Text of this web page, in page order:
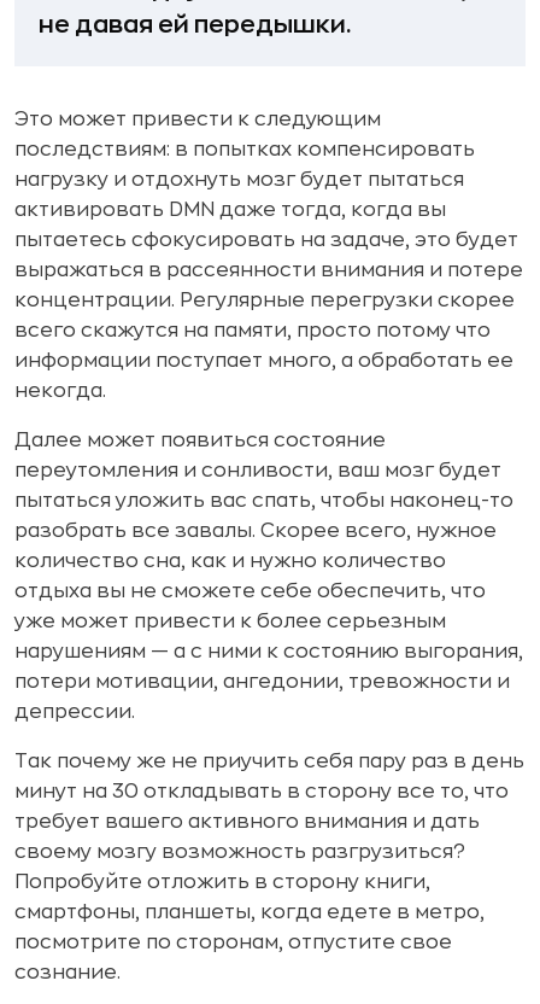
не давая ей передышки.
Это может привести к следующим
последствиям: в попытках компенсировать
нагрузку и отдохнуть мозг будет пытаться
активировать DMN даже тогда, когда вы
пытаетесь сфокусировать на задаче, это будет
выражаться в рассеянности внимания и потере
концентрации. Регулярные перегрузки скорее
всего скажутся на памяти, просто потому что
информации поступает много, а обработать ее
некогда.
Далее может появиться состояние
переутомления и сонливости, ваш мозг будет
пытаться уложить вас спать, чтобы наконец-то
разобрать все завалы. Скорее всего, нужное
количество сна, как и нужно количество
отдыха вы не сможете себе обеспечить, что
уже может привести к более серьезным
нарушениям — а с ними к состоянию выгорания,
потери мотивации, ангедонии, тревожности и
депрессии.
Так почему же не приучить себя пару раз в день
минут на 30 откладывать в сторону все то, что
требует вашего активного внимания и дать
своему мозгу возможность разгрузиться?
Попробуйте отложить в сторону книги,
смартфоны, планшеты, когда едете в метро,
посмотрите по сторонам, отпустите свое
сознание.